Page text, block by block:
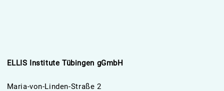
ELLIS Institute Tübingen gGmbH
Maria-von-Linden-Straße 2